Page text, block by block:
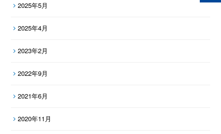
2025年5月
2025年4月
2023年2月
2022年9月
2021年6月
2020年11月